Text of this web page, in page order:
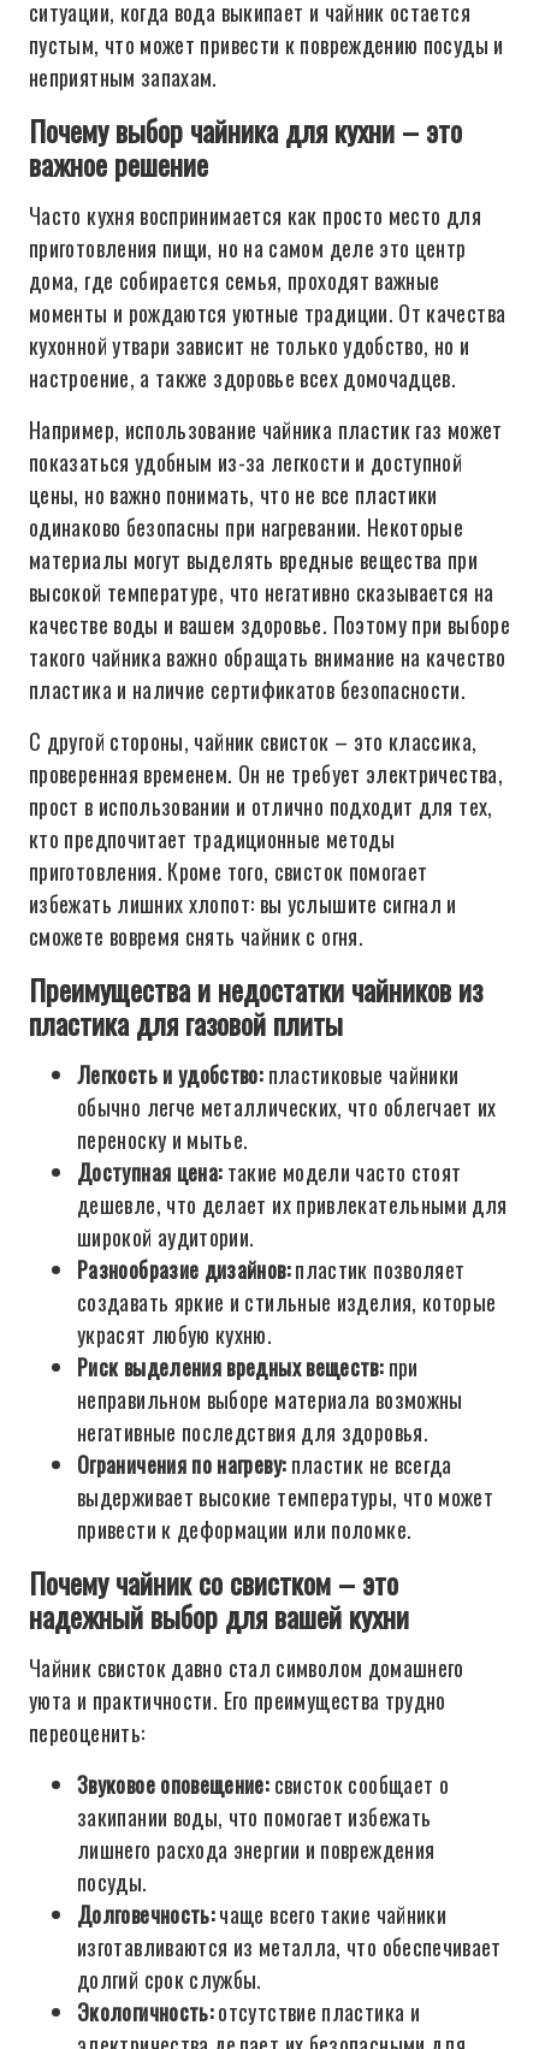
ситуации, когда вода выкипает и чайник остается
пустым, что может привести к повреждению посуды и
неприятным запахам.
Почему выбор чайника для кухни – это
важное решение
Часто кухня воспринимается как просто место для
приготовления пищи, но на самом деле это центр
дома, где собирается семья, проходят важные
моменты и рождаются уютные традиции. От качества
кухонной утвари зависит не только удобство, но и
настроение, а также здоровье всех домочадцев.
Например, использование чайника пластик газ может
показаться удобным из-за легкости и доступной
цены, но важно понимать, что не все пластики
одинаково безопасны при нагревании. Некоторые
материалы могут выделять вредные вещества при
высокой температуре, что негативно сказывается на
качестве воды и вашем здоровье. Поэтому при выборе
такого чайника важно обращать внимание на качество
пластика и наличие сертификатов безопасности.
С другой стороны, чайник свисток – это классика,
проверенная временем. Он не требует электричества,
прост в использовании и отлично подходит для тех,
кто предпочитает традиционные методы
приготовления. Кроме того, свисток помогает
избежать лишних хлопот: вы услышите сигнал и
сможете вовремя снять чайник с огня.
Преимущества и недостатки чайников из
пластика для газовой плиты
Легкость и удобство:пластиковые чайники
обычно легче металлических, что облегчает их
переноску и мытье.
Доступная цена:такие модели часто стоят
дешевле, что делает их привлекательными для
широкой аудитории.
Разнообразие дизайнов:пластик позволяет
создавать яркие и стильные изделия, которые
украсят любую кухню.
Риск выделения вредных веществ:при
неправильном выборе материала возможны
негативные последствия для здоровья.
Ограничения по нагреву:пластик не всегда
выдерживает высокие температуры, что может
привести к деформации или поломке.
Почему чайник со свистком – это
надежный выбор для вашей кухни
Чайник свисток давно стал символом домашнего
уюта и практичности. Его преимущества трудно
переоценить:
Звуковое оповещение:свисток сообщает о
закипании воды, что помогает избежать
лишнего расхода энергии и повреждения
посуды.
Долговечность:чаще всего такие чайники
изготавливаются из металла, что обеспечивает
долгий срок службы.
Экологичность:отсутствие пластика и